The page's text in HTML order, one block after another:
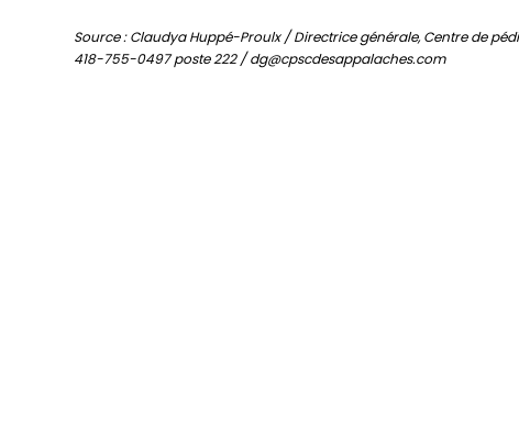
Source : Claudya Huppé-Proulx / Directrice générale,Centre de
418-755-0497 poste 222 /dg@cpscdesappalaches.com